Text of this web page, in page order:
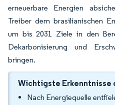
erneuerbare Energien
Treiber dem brasilianischen
um bis 2031 Ziele in den
Dekarbonisierung und
bringen.
Wichtigste Erkenntnisse
Nach Energiequelle